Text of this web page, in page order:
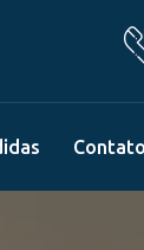
Contato